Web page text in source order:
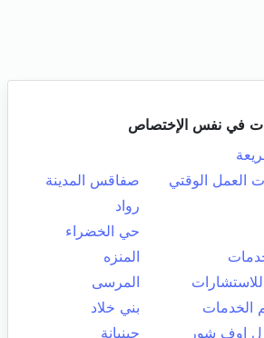
في نفس الإختصاص
العمل الوقتي
صفاقس المدينة
رواد
حي الخضراء
المنزه
المرسى
الخدمات
بني خلاد
اوف شور
جبنيانة